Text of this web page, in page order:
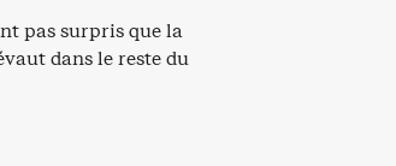
pas surpris que la
dans le reste du